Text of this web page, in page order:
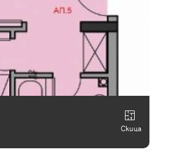
Скица